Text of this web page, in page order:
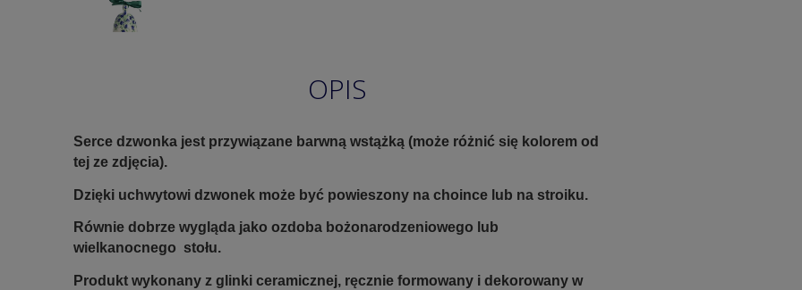
OPIS
Serce dzwonka jest przywiązane barwną wstążką (może różnić się kolorem od
tej ze zdjęcia).
Dzięki uchwytowi dzwonek może być powieszony na choince lub na stroiku.
Równie dobrze wygląda jako ozdoba bożonarodzeniowego lub
wielkanocnego stołu.
Produkt wykonany z glinki ceramicznej, ręcznie formowany i dekorowany w